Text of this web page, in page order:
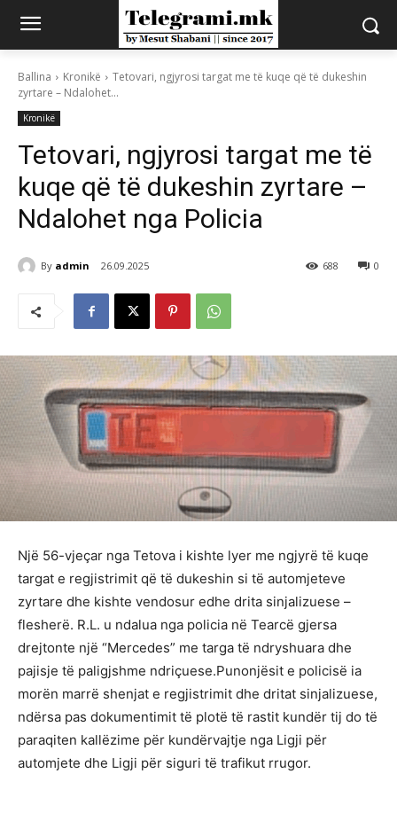
Ballina Kronikë
Tetovari, ngjyrosi targat me të kuqe që të dukeshin
zyrtare – Ndalohet...
Kronikë
Tetovari, ngjyrosi targat me të
kuqe që të dukeshin zyrtare –
Ndalohet nga Policia
By admin 26.09.2025 0
688
Një 56-vjeçar nga Tetova i kishte lyer me ngjyrë të kuqe
targat e regjistrimit që të dukeshin si të automjeteve
zyrtare dhe kishte vendosur edhe drita sinjalizuese –
flesherë. R.L. u ndalua nga policia në Tearcë gjersa
drejtonte një “Mercedes” me targa të ndryshuara dhe
pajisje të paligjshme ndriçuese.Punonjësit e policisë ia
morën marrë shenjat e regjistrimit dhe dritat sinjalizuese,
ndërsa pas dokumentimit të plotë të rastit kundër tij do të
paraqiten kallëzime për kundërvajtje nga Ligji për
automjete dhe Ligji për siguri të trafikut rrugor.